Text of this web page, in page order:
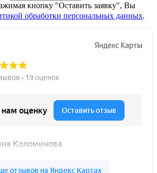
кнопку "Оставить заявку", Вы
обработки персональных данных.